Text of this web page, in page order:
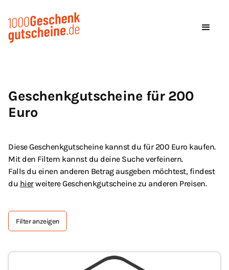
Geschenkgutscheine für 200
Euro
Diese Geschenkgutscheine kannst du für 200 Euro kaufen.
Mit den Filtern kannst du deine Suche verfeinern.
Falls du einen anderen Betrag ausgeben möchtest, findest
du hierweitere Geschenkgutscheine zu anderen Preisen.
Filter anzeigen